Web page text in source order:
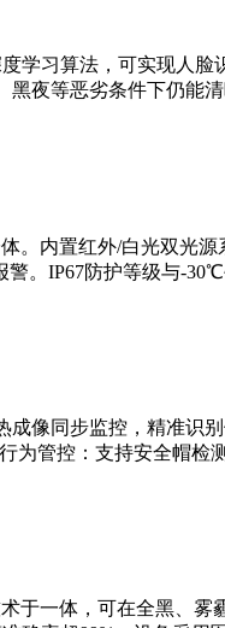
习算法，可实现人脸
夜等恶劣条件下仍能清
。内置红外/白光双光
。IP67防护等级与-
像同步监控，精准识
管控：支持安全帽检
一体，可在全黑、